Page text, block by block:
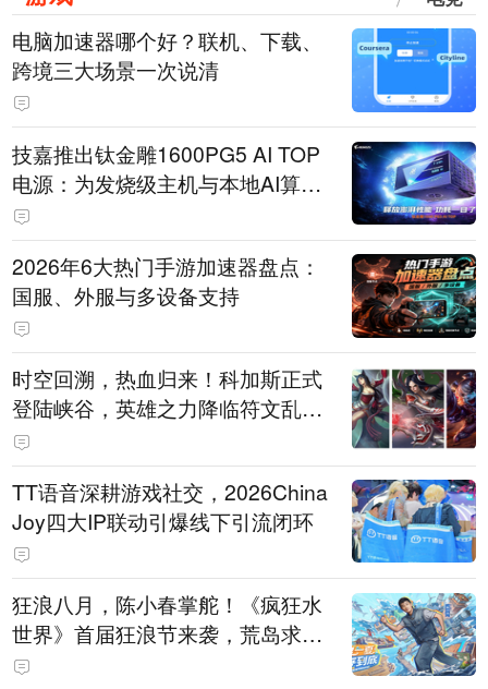
电脑加速器哪个好？联机、下载、
跨境三大场景一次说清
技嘉推出钛金雕1600PG5 AI TOP
电源：为发烧级主机与本地AI算力
打造旗舰供电方案
2026年6大热门手游加速器盘点：
国服、外服与多设备支持
时空回溯，热血归来！科加斯正式
登陆峡谷，英雄之力降临符文乱
斗！
TT语音深耕游戏社交，2026China
Joy四大IP联动引爆线下引流闭环
狂浪八月，陈小春掌舵！《疯狂水
世界》首届狂浪节来袭，荒岛求生
直播即将开启